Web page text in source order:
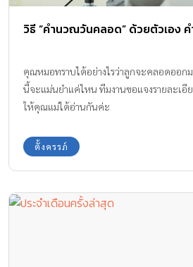
วิธี “คำนวณวันคลอด” ด้วยตัวเอง
คุณหมอทราบได้อย่างไรว่าลูกจะคลอดออก
นี้จะแม่นยำแค่ไหน ทีมงานขอแจงรายละเ
ให้คุณแม่ได้อ่านกันค่ะ
ตั้งครรภ์